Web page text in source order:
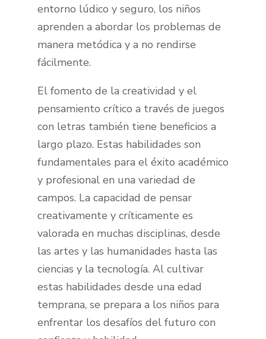
entorno lúdico y seguro, los niños
aprenden a abordar los problemas de
manera metódica y a no rendirse
fácilmente.
El fomento de la creatividad y el
pensamiento crítico a través de juegos
con letras también tiene beneficios a
largo plazo. Estas habilidades son
fundamentales para el éxito académico
y profesional en una variedad de
campos. La capacidad de pensar
creativamente y críticamente es
valorada en muchas disciplinas, desde
las artes y las humanidades hasta las
ciencias y la tecnología. Al cultivar
estas habilidades desde una edad
temprana, se prepara a los niños para
enfrentar los desafíos del futuro con